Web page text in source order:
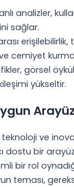
analizler,
sağlar.
erişilebilirlik,
cemiyet
görsel
yükseltir.
ve
dostu bir
bir rol
teması,